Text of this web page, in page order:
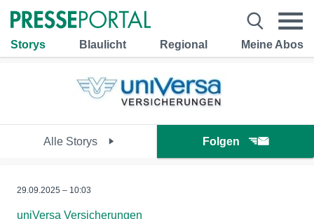
Storys Blaulicht Regional Meine Abos
Alle Storys Folgen
29.09.2025 – 10:03
uniVersa Versicherungen